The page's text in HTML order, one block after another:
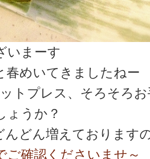
いまーす
春めいてきましたねー
トプレス、そろそろ
ょうか？
んどん増えております
ご確認くださいませ～